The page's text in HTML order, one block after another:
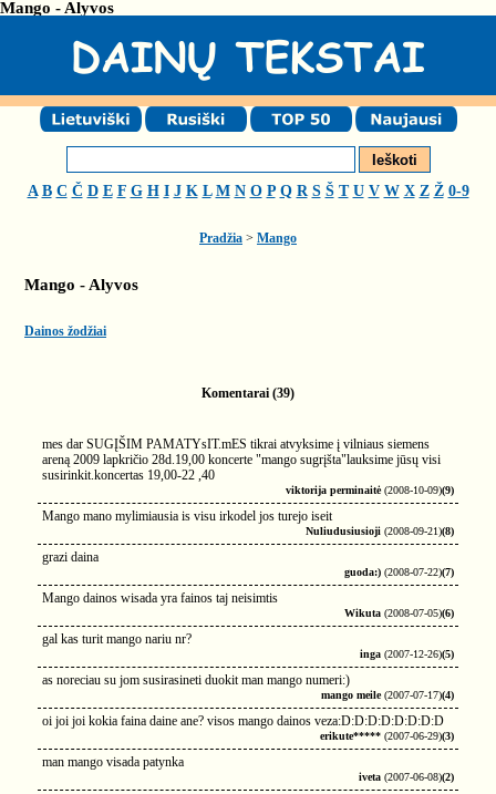
Mango - Alyvos
A B C Č D E F G H I J K L M N O P Q R S Š T U V W X Z Ž 0-9
Pradžia > Mango
Mango - Alyvos
Dainos žodžiai
Komentarai (39)
mes dar SUGĮŠIM PAMATYsIT.mES tikrai atvyksime į vilniaus siemens
areną 2009 lapkričio 28d.19,00 koncerte "mango sugrįšta"lauksime jūsų visi
susirinkit.koncertas 19,00-22 ,40
viktorija perminaitė(2008-10-09)(9)
Mango mano mylimiausia is visu irkodel jos turejo iseit
Nuliudusiusioji (2008-09-21)(8)
grazi daina
guoda:) (2008-07-22)(7)
Mango dainos wisada yra fainos taj neisimtis
Wikuta (2008-07-05)(6)
gal kas turit mango nariu nr?
inga (2007-12-26)(5)
as noreciau su jom susirasineti duokit man mango numeri:)
mango meile(2007-07-17)(4)
oi joi joi kokia faina daine ane? visos mango dainos veza:D:D:D:D:D:D:D:D
erikute***** (2007-06-29)(3)
man mango visada patynka
iveta (2007-06-08)(2)